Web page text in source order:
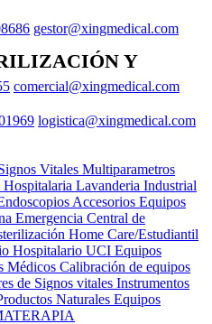
gestor@xingmedical.com
Y
comercial@xingmedical.com
logistica@xingmedical.com
Vitales Multiparametros
Lavanderia Industrial
Accesorios Equipos
Emergencia Central de
Home Care/Estudiantil
Hospitalario UCI Equipos
Médicos Calibración de equipos
de Signos vitales Instrumentos
Naturales Equipos